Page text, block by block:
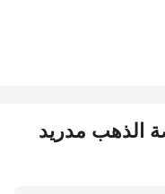
الذهب مدريد